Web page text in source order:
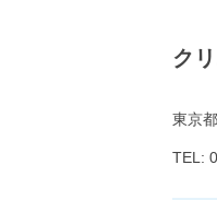
ク
東京
TEL: